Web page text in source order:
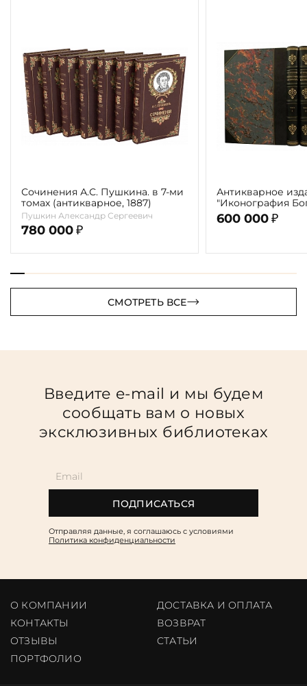
Сочинения А.С. Пушкина. в 7-ми
томах (антикварное, 1887)
Пушкин Александр Сергеевич
780 000 ₽
Антикварное
"Иконография
г. (в 2-х томах с
автора)
600 000 ₽
СМОТРЕТЬ ВСЕ
Введите e-mail и мы будем
сообщать вам о новых
эксклюзивных библиотеках
ПОДПИСАТЬСЯ
Отправляя данные, я соглашаюсь c условиями
Политика конфиденциальности
О КОМПАНИИ
ДОСТАВКА И ОПЛАТА
КОНТАКТЫ
ВОЗВРАТ
ОТЗЫВЫ
CТАТЬИ
ПОРТФОЛИО